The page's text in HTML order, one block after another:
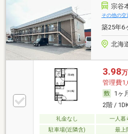
宗谷
その他の交
築25年6
北海
3.98
管理費
1ヶ
2階 /
礼金なし 一人暮
駐車場(近隣含)
最上